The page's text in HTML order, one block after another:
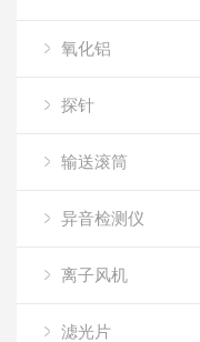
氧化铝
探针
输送滚筒
异音检测仪
离子风机
滤光片